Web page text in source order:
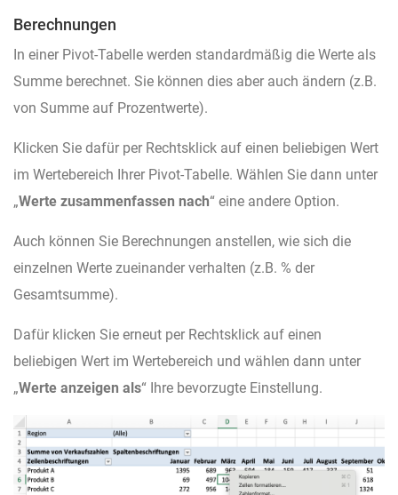
Berechnungen
In einer Pivot-Tabelle werden standardmäßig die Werte als
Summe berechnet. Sie können dies aber auch ändern (z.B.
von Summe auf Prozentwerte).
Klicken Sie dafür per Rechtsklick auf einen beliebigen Wert
im Wertebereich Ihrer Pivot-Tabelle. Wählen Sie dann unter
„Werte zusammenfassen nach“ eine andere Option.
Auch können Sie Berechnungen anstellen, wie sich die
einzelnen Werte zueinander verhalten (z.B. % der
Gesamtsumme).
Dafür klicken Sie erneut per Rechtsklick auf einen
beliebigen Wert im Wertebereich und wählen dann unter
„Werte anzeigen als“ Ihre bevorzugte Einstellung.